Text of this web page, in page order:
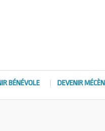
BÉNÉVOLE DEVENIR